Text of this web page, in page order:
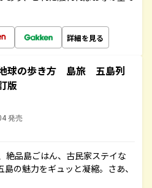
詳細を見る
球の歩き方 島旅 五島列
版
発売
絶品島ごはん、古民家ステイな
の魅力をギュッと凝縮。さあ、